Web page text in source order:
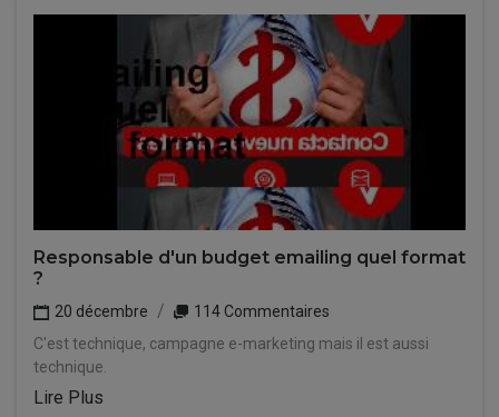
Responsable d'un budget emailing quel format
?
20 décembre
114 Commentaires
C'est technique, campagne e-marketing mais il est aussi
technique.
Lire Plus